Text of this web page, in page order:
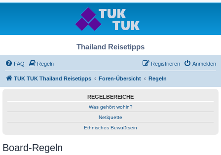
Thailand Reisetipps
FAQ Regeln Anmelden
Registrieren
TUK TUK Thailand Reisetipps Foren-Übersicht Regeln
REGELBEREICHE
Was gehört wohin?
Netiquette
Ethnisches Bewußtsein
Board-Regeln